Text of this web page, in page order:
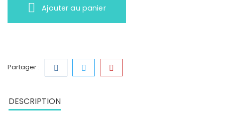
Ajouter au panier
Partager :
DESCRIPTION